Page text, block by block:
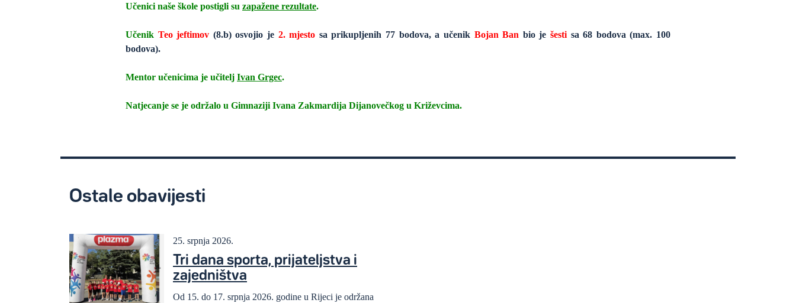
Učenici naše škole postigli su zapažene rezultate.
Učenik Teo jeftimov (8.b) osvojio je 2. mjesto sa prikupljenih 77 bodova, a učenik Bojan Ban bio je šestisa 68 bodova (max. 100
bodova).
Mentor učenicima je učitelj Ivan Grgec.
Natjecanje se je održalo u Gimnaziji Ivana Zakmardija Dijanovečkog u Križevcima.
Ostale obavijesti
25. srpnja 2026.
Tri dana sporta, prijateljstva i
zajedništva
Od 15. do 17. srpnja 2026. godine u Rijeci je održana